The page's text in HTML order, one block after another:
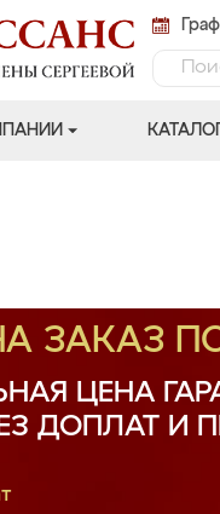
КАТАЛОГ
ЗАКАЗ
ЦЕНА
ДОПЛАТ И